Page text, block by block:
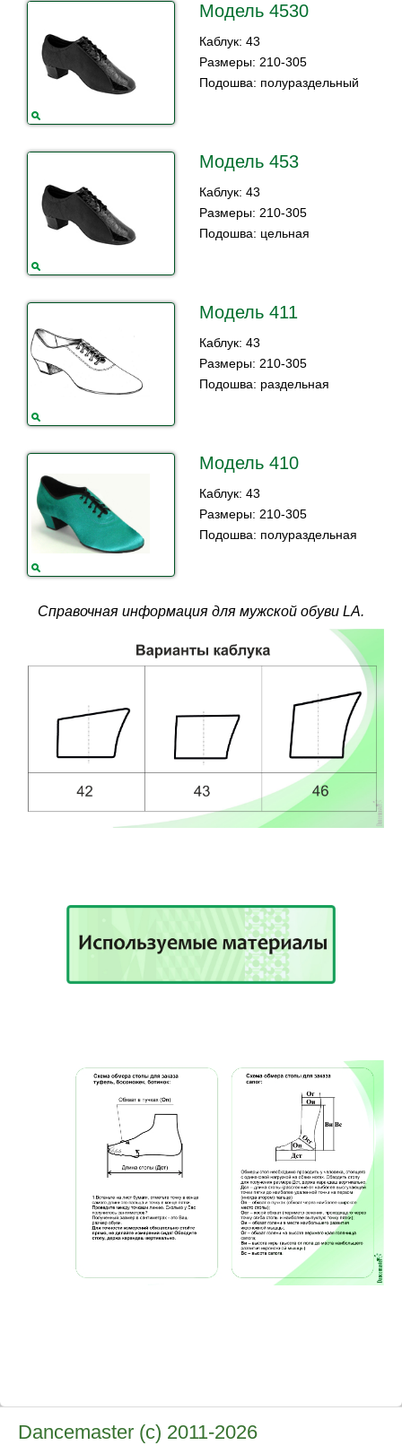
Модель 4530
Каблук: 43
Размеры: 210-305
Подошва: полураздельный
Модель 453
Каблук: 43
Размеры: 210-305
Подошва: цельная
Модель 411
Каблук: 43
Размеры: 210-305
Подошва: раздельная
Модель 410
Каблук: 43
Размеры: 210-305
Подошва: полураздельная
Справочная информация для мужской обуви LA.
Dancemaster (c) 2011-2026